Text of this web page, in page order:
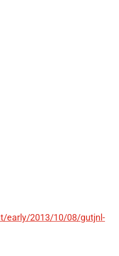
early/2013/10/08/gutjnl-